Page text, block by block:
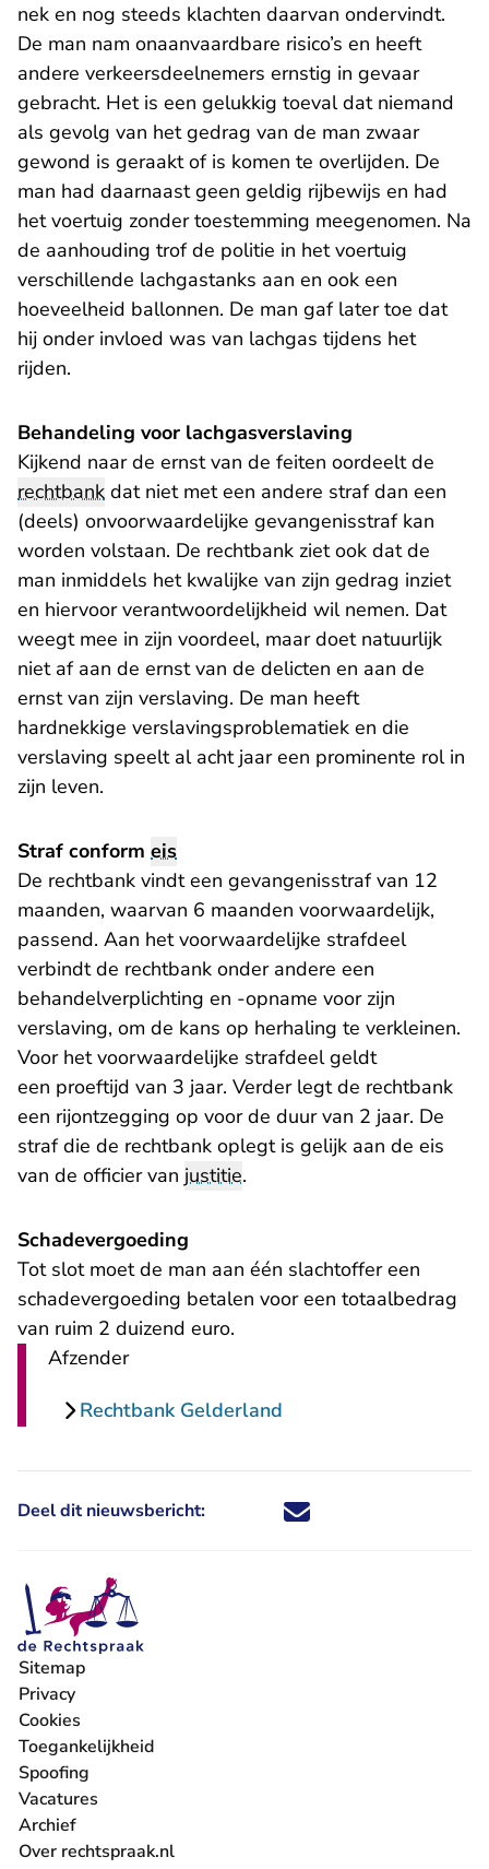
nek en nog steeds klachten daarvan ondervindt.
De man nam onaanvaardbare risico’s en heeft
andere verkeersdeelnemers ernstig in gevaar
gebracht. Het is een gelukkig toeval dat niemand
als gevolg van het gedrag van de man zwaar
gewond is geraakt of is komen te overlijden. De
man had daarnaast geen geldig rijbewijs en had
het voertuig zonder toestemming meegenomen. Na
de aanhouding trof de politie in het voertuig
verschillende lachgastanks aan en ook een
hoeveelheid ballonnen. De man gaf later toe dat
hij onder invloed was van lachgas tijdens het
rijden.
Behandeling voor lachgasverslaving
Kijkend naar de ernst van de feiten oordeelt de
rechtbank dat niet met een andere straf dan een
(deels) onvoorwaardelijke gevangenisstraf kan
worden volstaan. De rechtbank ziet ook dat de
man inmiddels het kwalijke van zijn gedrag inziet
en hiervoor verantwoordelijkheid wil nemen. Dat
weegt mee in zijn voordeel, maar doet natuurlijk
niet af aan de ernst van de delicten en aan de
ernst van zijn verslaving. De man heeft
hardnekkige verslavingsproblematiek en die
verslaving speelt al acht jaar een prominente rol in
zijn leven.
Straf conform eis
De rechtbank vindt een gevangenisstraf van 12
maanden, waarvan 6 maanden voorwaardelijk,
passend. Aan het voorwaardelijke strafdeel
verbindt de rechtbank onder andere een
behandelverplichting en -opname voor zijn
verslaving, om de kans op herhaling te verkleinen.
Voor het voorwaardelijke strafdeel geldt
een proeftijd van 3 jaar. Verder legt de rechtbank
een rijontzegging op voor de duur van 2 jaar. De
straf die de rechtbank oplegt is gelijk aan de eis
van de officier van justitie.
Schadevergoeding
Tot slot moet de man aan één slachtoffer een
schadevergoeding betalen voor een totaalbedrag
van ruim 2 duizend euro.
Afzender
Rechtbank Gelderland
Deel dit nieuwsbericht: Deel dit nieuwsbericht via X -
Deel dit nieuwsbericht via
Deel dit nieuwsbericht
Deel dit
Sitemap
Privacy
Cookies
Toegankelijkheid
Spoofing
Vacatures
- U verlaat Rechtspraak.nl
Archief
Over rechtspraak.nl